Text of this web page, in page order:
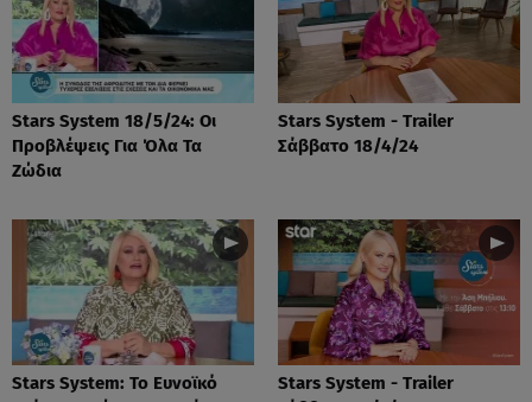
Stars System 18/5/24: Οι
Προβλέψεις Για Όλα Τα
Ζώδια
Stars System - Trailer
Σάββατο 18/4/24
Stars System: Το Ευνοϊκό
Stars System - Trailer